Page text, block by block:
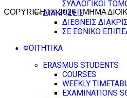
ΣΥΛΛΟΓΙΚΟΙ
ΔΙΑΚΡΙΣΕΙΣ
ΔΙΕΘΝΕΙΣ
ΣΕ ΕΘΝΙΚΟ
ΦΟΙΤΗΤΙΚΑ
ERASMUS STUDENTS
COURSES
WEEKLY
EXAMINATIONS
COPYRIGHT© 2026 ΤΜΗΜΑ